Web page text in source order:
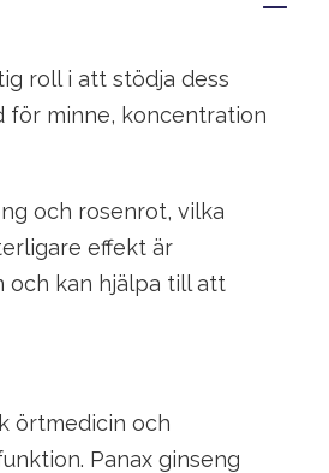
roll i att stödja dess
för minne, koncentration
och rosenrot, vilka
effekt är
och kan hjälpa till att
örtmedicin och
Panax ginseng